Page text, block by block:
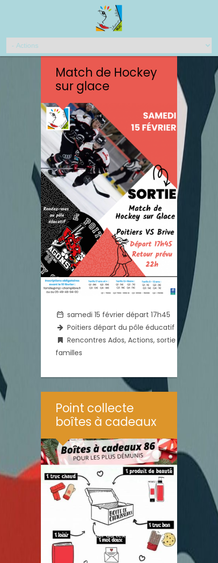
Match de Hockey
sur glace
samedi 15 février départ 17h45
Poitiers départ du pôle éducatif
Rencontres Ados, Actions, sortie
familles
Point collecte
boîtes à cadeaux